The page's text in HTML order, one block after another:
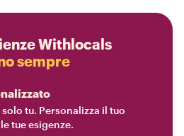
Withlocals
sempre
tu. Personalizza il tuo
tue esigenze.